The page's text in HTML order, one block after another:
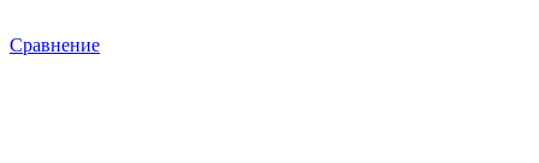
Сравнение